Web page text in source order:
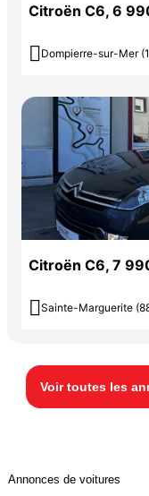
Citroën C6, 6
 Dompierre-sur-Mer
Citroën C6, 7
 Sainte-Marguerite
Voir toutes les
Annonces de voitures